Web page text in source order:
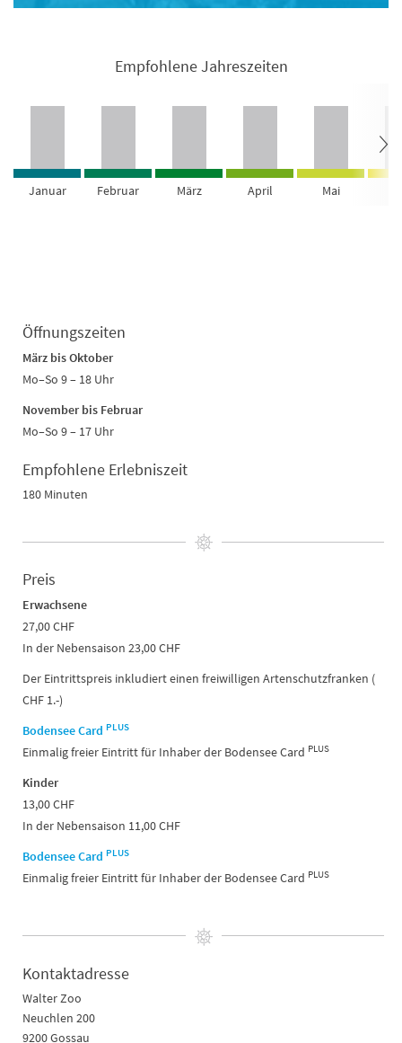
Empfohlene Jahreszeiten
Januar Februar März April Mai
Öffnungszeiten
März bis Oktober
Mo–So 9 – 18 Uhr
November bis Februar
Mo–So 9 – 17 Uhr
Empfohlene Erlebniszeit
180 Minuten
Preis
Erwachsene
27,00 CHF
In der Nebensaison 23,00 CHF
Der Eintrittspreis inkludiert einen freiwilligen Artenschutzfranken (
CHF 1.-)
Bodensee Card PLUS
Einmalig freier Eintritt für Inhaber der Bodensee Card PLUS
Kinder
13,00 CHF
In der Nebensaison 11,00 CHF
Bodensee Card PLUS
Einmalig freier Eintritt für Inhaber der Bodensee Card PLUS
Kontaktadresse
Walter Zoo
Neuchlen 200
9200 Gossau